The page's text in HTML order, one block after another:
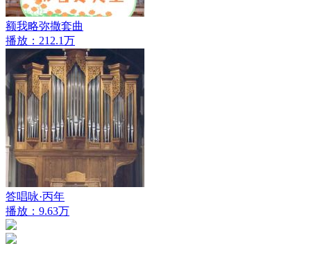
额我略弥撒套曲
播放：212.1万
答唱咏·丙年
播放：9.63万